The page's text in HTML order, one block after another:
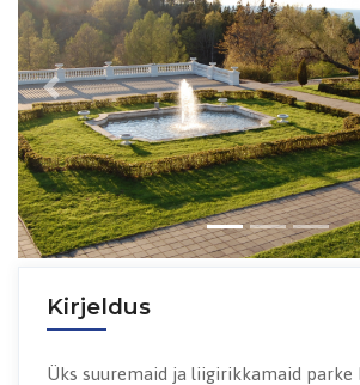
Previous
Kirjeldus
Üks suuremaid ja liigirikkamaid parke